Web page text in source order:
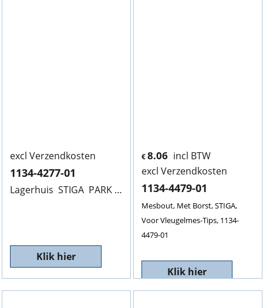
excl Verzendkosten
1134-4277-01
Lagerhuis STIGA PARK 100M, 1134-4277-01, Midden, Helaas niet meer leverbaar. NLA
Klik hier
€8.06 incl BTW
excl Verzendkosten
1134-4479-01
Mesbout, Met Borst, STIGA,
Voor Vleugelmes-Tips, 1134-
4479-01
Klik hier